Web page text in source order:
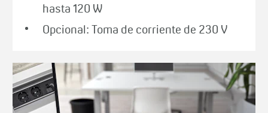
hasta 120 W
Opcional: Toma de corriente de 230 V